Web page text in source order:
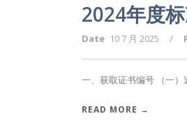
2024年度
Date 10 7 月 2025 /
一、获取证书编号 （一
READ MORE →